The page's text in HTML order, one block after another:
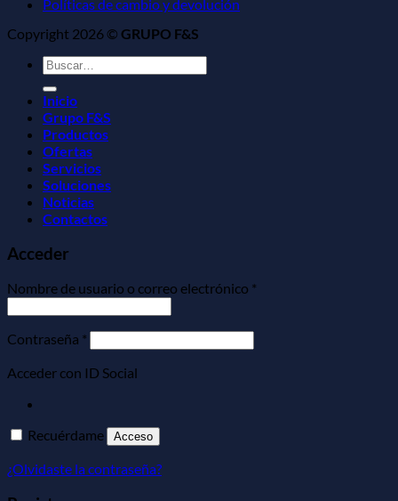
Políticas de cambio y devolución
Copyright 2026 © GRUPO F&S
Buscar
por:
Inicio
Grupo F&S
Productos
Ofertas
Servicios
Soluciones
Noticias
Contactos
Acceder
Nombre de usuario o correo electrónico *
Contraseña *
Acceder con ID Social
Recuérdame Acceso
¿Olvidaste la contraseña?